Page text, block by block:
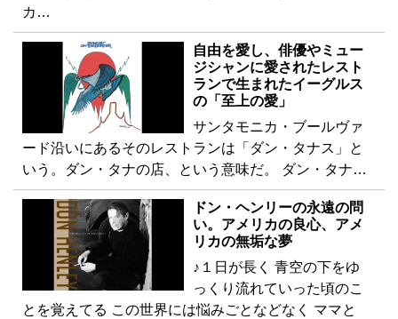
カ…
自由を愛し、俳優やミュー
ジシャンに愛されたレスト
ランで生まれたイーグルス
の「至上の愛」
サンタモニカ・ブールヴァ
ード沿いにあるそのレストランは「ダン・タナス」と
いう。ダン・タナの店、という意味だ。 ダン・タナ…
ドン・ヘンリーの永遠の問
い。アメリカの良心、アメ
リカの無垢な夢
♪１日が長く 青空の下をゆ
っくり流れていった頃のこ
とを覚えてる この世界には悩みごとなどなく ママと